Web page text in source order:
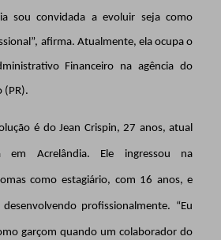
sou convidada a evoluir seja como
afirma. Atualmente, ela ocupa o
Financeiro na agência do
(PR).
é do Jean Crispin, 27 anos, atual
em Acrelândia. Ele ingressou na
como estagiário, com 16 anos, e
profissionalmente. “Eu
garçom quando um colaborador do